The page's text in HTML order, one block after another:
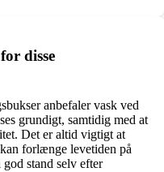
disse
anbefaler vask ved
grundigt, samtidig med at
Det er altid vigtigt at
forlænge levetiden på
stand selv efter